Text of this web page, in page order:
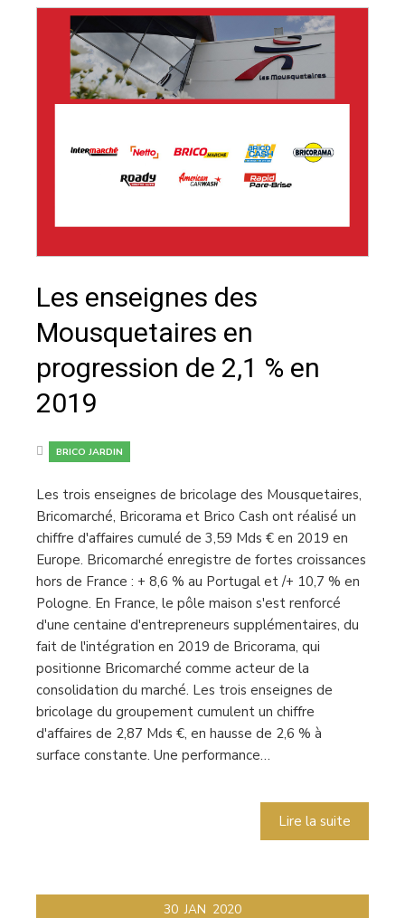
Les enseignes des
Mousquetaires en
progression de 2,1 % en
2019
BRICO JARDIN
Les trois enseignes de bricolage des Mousquetaires,
Bricomarché, Bricorama et Brico Cash ont réalisé un
chiffre d'affaires cumulé de 3,59 Mds € en 2019 en
Europe. Bricomarché enregistre de fortes croissances
hors de France : + 8,6 % au Portugal et /+ 10,7 % en
Pologne. En France, le pôle maison s'est renforcé
d'une centaine d'entrepreneurs supplémentaires, du
fait de l'intégration en 2019 de Bricorama, qui
positionne Bricomarché comme acteur de la
consolidation du marché. Les trois enseignes de
bricolage du groupement cumulent un chiffre
d'affaires de 2,87 Mds €, en hausse de 2,6 % à
surface constante. Une performance…
Lire la suite
30 JAN 2020